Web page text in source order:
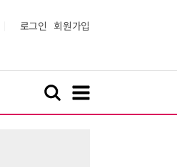
로그인 회원가입